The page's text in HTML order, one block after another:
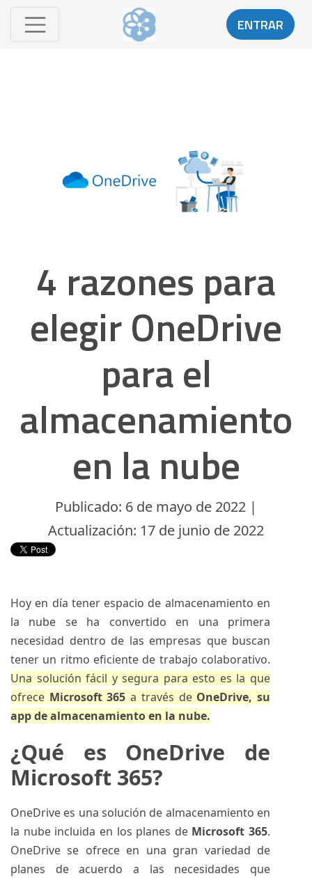
ENTRAR
4 razones para
elegir OneDrive
para el
almacenamiento
en la nube
Publicado: 6 de mayo de 2022 |
Actualización: 17 de junio de 2022
Hoy en día tener espacio de almacenamiento en
la nube se ha convertido en una primera
necesidad dentro de las empresas que buscan
tener un ritmo eficiente de trabajo colaborativo.
Una solución fácil y segura para esto es la que
ofrece Microsoft 365 a través de OneDrive, su
app de almacenamiento en la nube.
¿Qué es OneDrive de
Microsoft 365?
OneDrive es una solución de almacenamiento en
la nube incluida en los planes de Microsoft 365.
OneDrive se ofrece en una gran variedad de
planes de acuerdo a las necesidades que